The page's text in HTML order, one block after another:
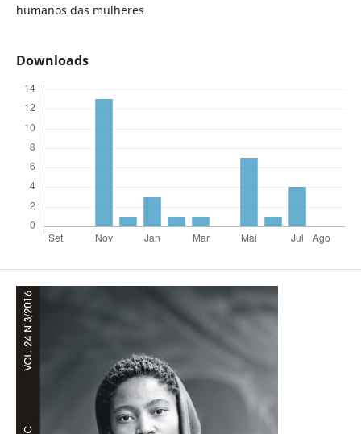
humanos das mulheres
Downloads